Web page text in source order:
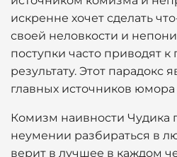
искренне хочет сделать
своей неловкости и
поступки часто приводят
результату. Этот парадокс
главных источников юмора
Комизм наивности Чудика
неумении разбираться в
верит в лучшее в каждом